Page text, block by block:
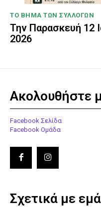
ΤΟ ΒΗΜΑ ΤΩΝ ΣΥΛΛΟΓΩΝ
Την Παρασκευή 12
2026
Ακολουθήστε
Facebook Σελίδα
Facebook Ομάδα
Σχετικά με